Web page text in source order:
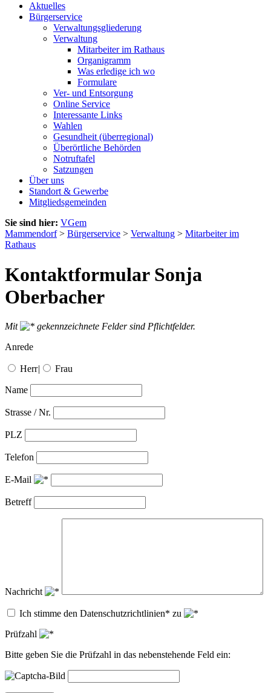
Aktuelles
Bürgerservice
Verwaltungsgliederung
Verwaltung
Mitarbeiter im Rathaus
Organigramm
Was erledige ich wo
Formulare
Ver- und Entsorgung
Online Service
Interessante Links
Wahlen
Gesundheit (überregional)
Überörtliche Behörden
Notruftafel
Satzungen
Über uns
Standort & Gewerbe
Mitgliedsgemeinden
Sie sind hier: VGem
Mammendorf> Bürgerservice > Verwaltung > Mitarbeiter im
Rathaus
Kontaktformular Sonja
Oberbacher
Mit
gekennzeichnete Felder sind Pflichtfelder.
Anrede
Herr| Frau
Name
Strasse / Nr.
PLZ
Telefon
E-Mail
Betreff
Nachricht
Ich stimme den Datenschutzrichtlinien* zu
Prüfzahl
Bitte geben Sie die Prüfzahl in das nebenstehende Feld ein: